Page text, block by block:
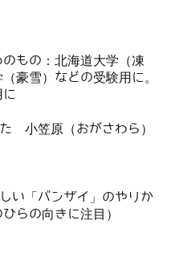
もの：北海道大学（凍
豪雪）などの受験用に。
小笠原（おがさわら）
い「バンザイ」のやりか
らの向きに注目）